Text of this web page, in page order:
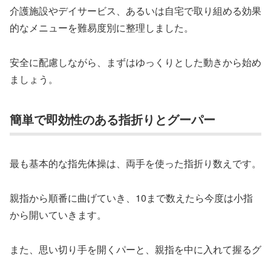
介護施設やデイサービス、あるいは自宅で取り組める効果
的なメニューを難易度別に整理しました。
安全に配慮しながら、まずはゆっくりとした動きから始め
ましょう。
簡単で即効性のある指折りとグーパー
最も基本的な指先体操は、両手を使った指折り数えです。
親指から順番に曲げていき、10まで数えたら今度は小指
から開いていきます。
また、思い切り手を開くパーと、親指を中に入れて握るグ